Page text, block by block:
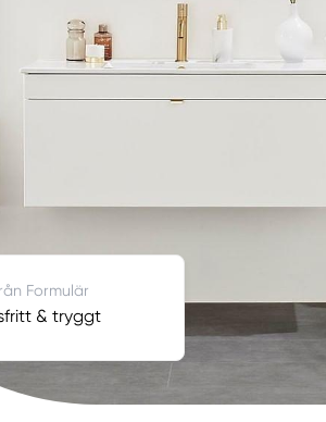
Formulär
& tryggt